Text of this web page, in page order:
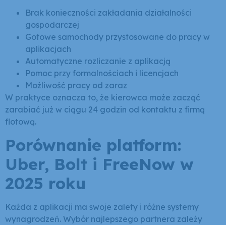
Brak konieczności zakładania działalności
gospodarczej
Gotowe samochody przystosowane do pracy w
aplikacjach
Automatyczne rozliczanie z aplikacją
Pomoc przy formalnościach i licencjach
Możliwość pracy od zaraz
W praktyce oznacza to, że kierowca może zacząć
zarabiać już w ciągu 24 godzin od kontaktu z firmą
flotową.
Porównanie platform:
Uber, Bolt i FreeNow w
2025 roku
Każda z aplikacji ma swoje zalety i różne systemy
wynagrodzeń. Wybór najlepszego partnera zależy